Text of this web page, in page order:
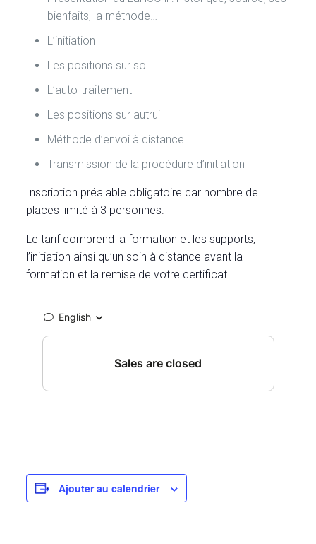
bienfaits, la méthode…
L’initiation
Les positions sur soi
L’auto-traitement
Les positions sur autrui
Méthode d’envoi à distance
Transmission de la procédure d’initiation
Inscription préalable obligatoire car nombre de
places limité à 3 personnes.
Le tarif comprend la formation et les supports,
l’initiation ainsi qu’un soin à distance avant la
formation et la remise de votre certificat.
Ajouter au calendrier